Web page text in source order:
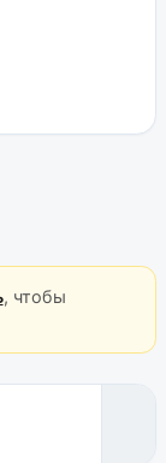
, чтобы